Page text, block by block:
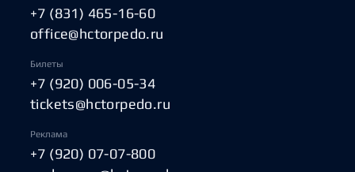
+7 (831) 465-16-60
office@hctorpedo.ru
Билеты
+7 (920) 006-05-34
tickets@hctorpedo.ru
Реклама
+7 (920) 07-07-800